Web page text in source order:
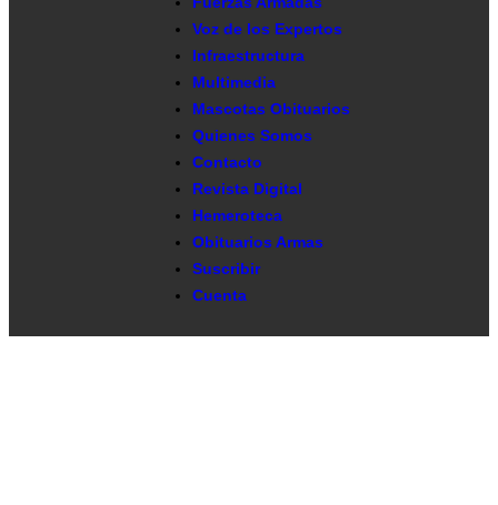
Voz de los Expertos
Infraestructura
Multimedia
Mascotas Obituarios
Quienes Somos
Contacto
Revista Digital
Hemeroteca
Obituarios Armas
Suscribir
Cuenta